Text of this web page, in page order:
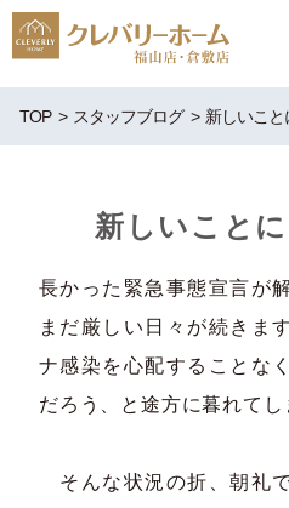
TOP スタッフブログ 新しいこ
新しいこと
長かった緊急事態宣言が
まだ厳しい日々が続きま
ナ感染を心配することな
だろう、と途方に暮れてし
そんな状況の折、朝礼